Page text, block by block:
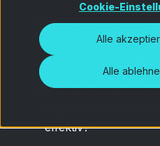
Cookie-
Alle
Alle
Erinnern sich
Kontakt mit der
die Kampagne? War
War der Impact im
effektiv?